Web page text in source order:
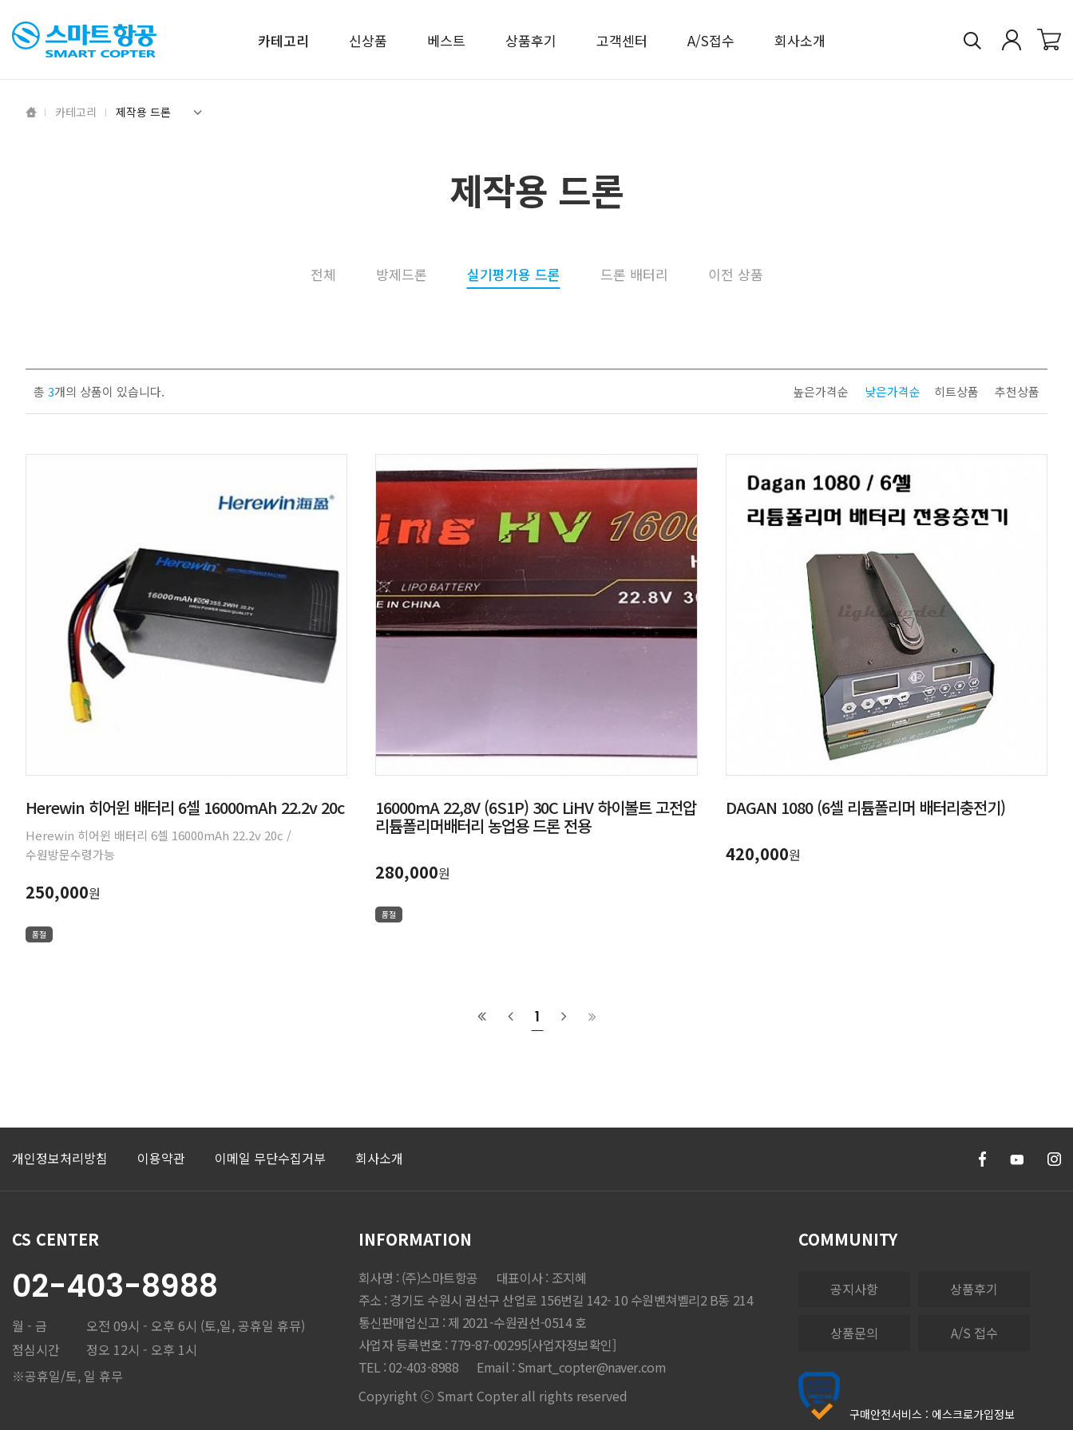
카테고리 신상품 베스트 상품후기 고객센터 A/S접수 회사소개
카테고리 제작용 드론
제작용 드론
전체 방제드론 실기평가용 드론 드론 배터리 이전 상품
총 3개의 상품이 있습니다. 높은가격순 낮은가격순 히트상품 추천상품
Herewin 히어윈 배터리 6셀 16000mAh 22.2v 20c
Herewin 히어윈 배터리 6셀 16000mAh 22.2v 20c /
수원방문수령가능
250,000원
품절
16000mA 22,8V (6S1P) 30C LiHV 하이볼트 고전압
리튬폴리머배터리 농업용 드론 전용
280,000원
품절
DAGAN 1080 (6셀 리튬폴리머 배터리충전기)
420,000원
1
개인정보처리방침 이용약관 이메일 무단수집거부 회사소개
CS CENTER
02-403-8988
월 - 금
오전 09시 - 오후 6시 (토,일, 공휴일 휴뮤)
점심시간
정오 12시 - 오후 1시
※공휴일/토, 일 휴무
INFORMATION
회사명 : (주)스마트항공
대표이사 : 조지혜
주소 : 경기도 수원시 권선구 산업로 156번길 142- 10 수원벤쳐벨리2 B동 214
통신판매업신고 : 제 2021-수원권선-0514 호
사업자 등록번호 : 779-87-00295[사업자정보확인]
TEL : 02-403-8988
Email :Smart_copter@naver.com
Copyright ⓒ Smart Copter all rights reserved
COMMUNITY
공지사항 상품후기
상품문의 A/S 접수
구매안전서비스 : 에스크로가입정보